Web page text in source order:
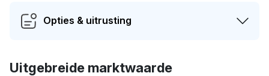
Opties & uitrusting
Uitgebreide marktwaarde